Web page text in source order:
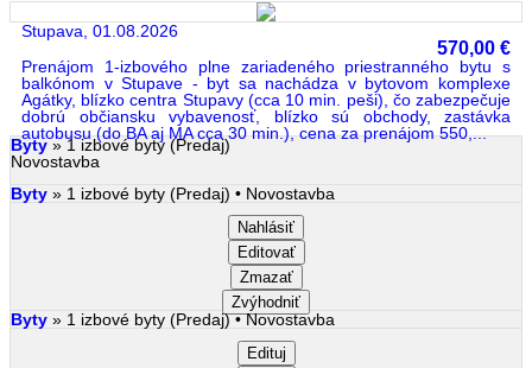
Stupava, 01.08.2026
570,00 €
Prenájom 1-izbového plne zariadeného priestranného bytu s
balkónom v Stupave - byt sa nachádza v bytovom komplexe
Agátky, blízko centra Stupavy (cca 10 min. peši), čo zabezpečuje
dobrú občiansku vybavenosť, blízko sú obchody, zastávka
autobusu (do BA aj MA cca 30 min.), cena za prenájom 550,...
Byty» 1 izbové byty (Predaj)
Novostavba
Byty » 1 izbové byty (Predaj) • Novostavba
Nahlásiť
Editovať
Zmazať
Zvýhodniť
Byty » 1 izbové byty (Predaj) • Novostavba
Edituj